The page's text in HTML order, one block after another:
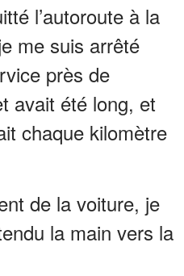
l’autoroute à la
me suis arrêté
près de
avait été long, et
chaque kilomètre
de la voiture, je
la main vers la